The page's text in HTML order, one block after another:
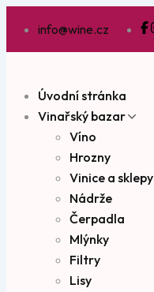
info@wine.cz
Úvodní stránka
Vinařský bazar
Víno
Hrozny
Vinice a sklepy
Nádrže
Čerpadla
Mlýnky
Filtry
Lisy